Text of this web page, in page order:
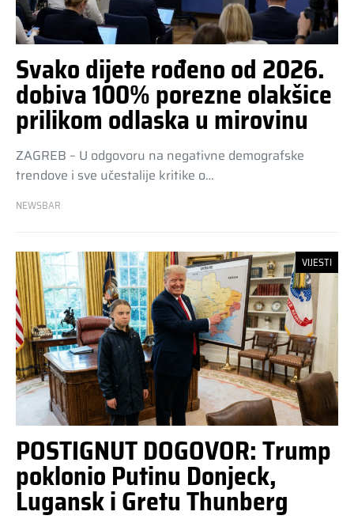
Svako dijete rođeno od 2026.
dobiva 100% porezne olakšice
prilikom odlaska u mirovinu
ZAGREB – U odgovoru na negativne demografske
trendove i sve učestalije kritike o…
NEWSBAR
VIJESTI
POSTIGNUT DOGOVOR: Trump
poklonio Putinu Donjeck,
Lugansk i Gretu Thunberg